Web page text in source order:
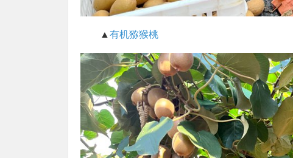
▲ 有机猕猴桃